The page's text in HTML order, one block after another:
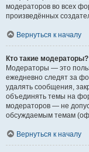
модераторов во всех
произведённых
Вернуться к началу
Кто такие модераторы?
Модераторы — это
ежедневно следят за
удалять сообщения,
объединять темы на
модераторов — не
обсуждаемым темам
Вернуться к началу